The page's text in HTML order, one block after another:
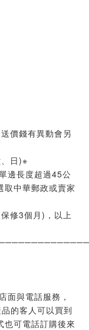
價錢有異動會另
日)※
邊長度超過45公
取中華郵政或賣家
修3個月)，以上
面與電話服務，
的客人可以買到
也可電話訂購後來